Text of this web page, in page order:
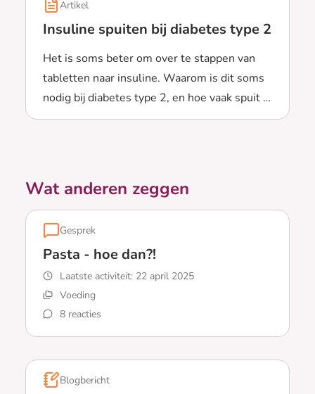
Artikel
Insuline spuiten bij diabetes type 2
Het is soms beter om over te stappen van
tabletten naar insuline. Waarom is dit soms
nodig bij diabetes type 2, en hoe vaak spuit je
dan insuline?
Lees meer over Insuline spuiten bij diabetes type 2
Wat anderen zeggen
Gesprek
Pasta - hoe dan?!
Laatste activiteit: 22 april 2025
Voeding
8 reacties
Lees meer over Pasta - hoe dan?!
Blogbericht